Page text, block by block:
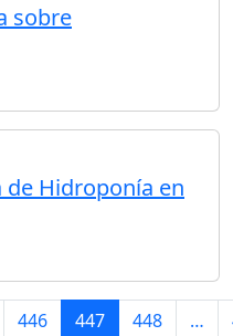
sobre
de Hidroponía en
446 447 448 …